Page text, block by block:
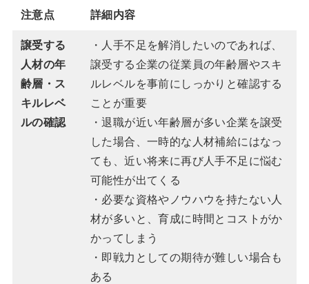
注意点 詳細内容
譲受する
人材の年
齢層・ス
キルレベ
ルの確認
・人手不足を解消したいのであれば、
譲受する企業の従業員の年齢層やスキ
ルレベルを事前にしっかりと確認する
ことが重要
・退職が近い年齢層が多い企業を譲受
した場合、一時的な人材補給にはなっ
ても、近い将来に再び人手不足に悩む
可能性が出てくる
・必要な資格やノウハウを持たない人
材が多いと、育成に時間とコストがか
かってしまう
・即戦力としての期待が難しい場合も
ある